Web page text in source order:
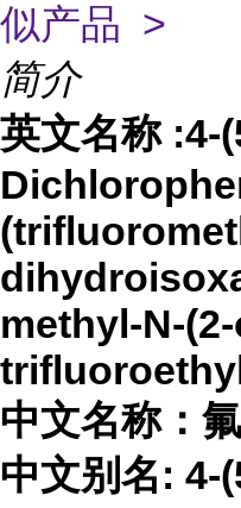
似产品 >
简介
英文名称 :4-
methyl-N-
中文名称：
中文别名: 4-